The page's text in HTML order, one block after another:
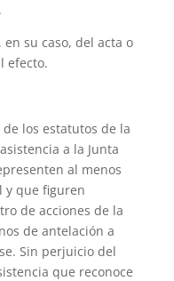
su caso, del acta o
efecto.
los estatutos de la
a la Junta
al menos
y que figuren
de acciones de la
de antelación a
Sin perjuicio del
que reconoce